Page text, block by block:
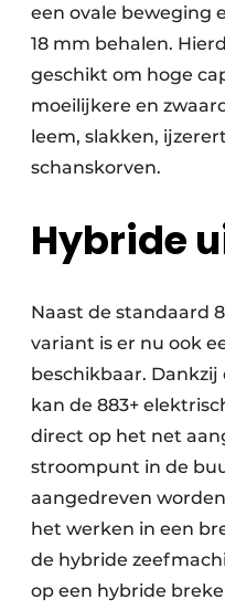
een ovale beweging
18 mm behalen.
geschikt om hoge
moeilijkere en
leem, slakken,
schanskorven.
Hybride
Naast de standaard
variant is er nu ook
beschikbaar.
kan de 883+
direct op het net
stroompunt in de
aangedreven
het werken in een
de hybride
op een hybride